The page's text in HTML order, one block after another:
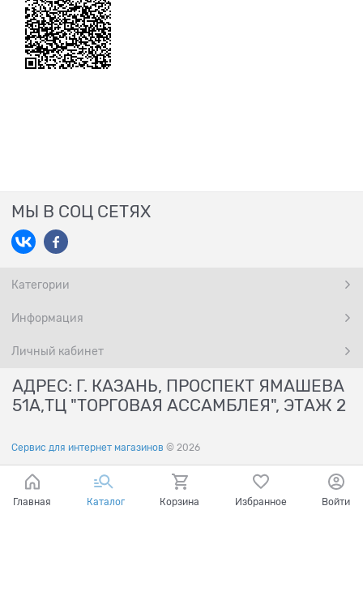
МЫ В СОЦ СЕТЯХ
Категории
Информация
Личный кабинет
АДРЕС: Г. КАЗАНЬ, ПРОСПЕКТ ЯМАШЕВА
51А,ТЦ "ТОРГОВАЯ АССАМБЛЕЯ", ЭТАЖ 2
Сервис для интернет магазинов © 2026
Главная Каталог Корзина Избранное Войти